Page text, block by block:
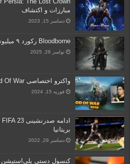
مبارزات و اکتشاف
دسامبر 15, 2023
Bloodborne رکورد ۹ میلیونی فروش را شکست
نوامبر 26, 2025
واکترو اختصاصی God Of War پارت اول قسمت 2
فوریه 15, 2024
بریتانیا
دسامبر 29, 2022